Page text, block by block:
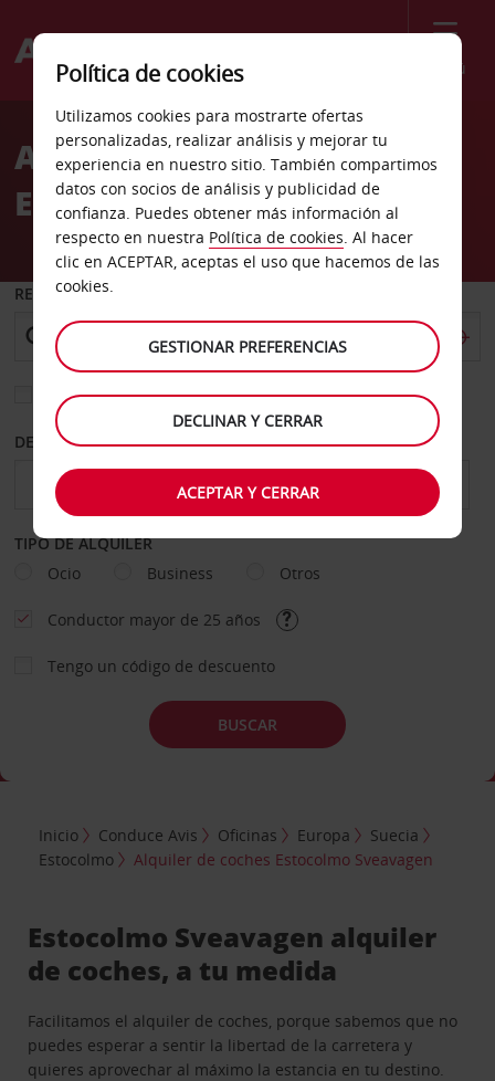
Menú
Welcome
AvisAlquiler de coches
Estocolmo Sveavagen
RECOGER EN
Elegir otra oficina de devolución
DESDE HASTA
TIPO DE ALQUILER
Ocio
Business Otros
Conductor mayor de 25 años
Tengo un código de descuento
BUSCAR
Inicio Conduce Avis Oficinas Europa
Suecia
Estocolmo
Alquiler de coches Estocolmo Sveavagen
Estocolmo Sveavagen alquiler
de coches, a tu medida
Facilitamos el alquiler de coches, porque sabemos que no
puedes esperar a sentir la libertad de la carretera y
quieres aprovechar al máximo la estancia en tu destino.
Política de cookies
Utilizamos cookies para mostrarte ofertas
personalizadas, realizar análisis y mejorar tu
experiencia en nuestro sitio. También compartimos
datos con socios de análisis y publicidad de
confianza. Puedes obtener más información al
respecto en nuestra Política de cookies. Al hacer
clic en ACEPTAR, aceptas el uso que hacemos de las
cookies.
GESTIONAR PREFERENCIAS
DECLINAR Y CERRAR
ACEPTAR Y CERRAR